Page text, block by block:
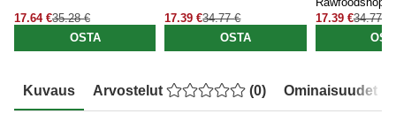
17.64 €35.28 €
OSTA
17.39 €34.77 €
OSTA
17.39 €34.77 €
Kuvaus Arvostelut (0) Ominaisuudet